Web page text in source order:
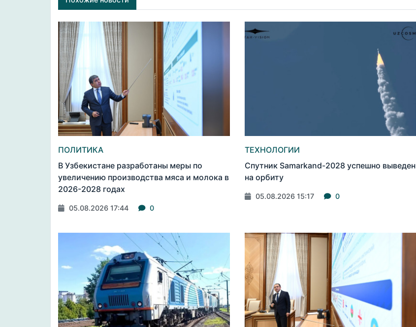
ПОЛИТИКА
В Узбекистане разработаны меры по
увеличению производства мяса и молока в
2026-2028 годах
05.08.2026 17:44 0
ТЕХНОЛОГИИ
Спутник Samarkand-2028 успешно выведен
на орбиту
05.08.2026 15:17 0